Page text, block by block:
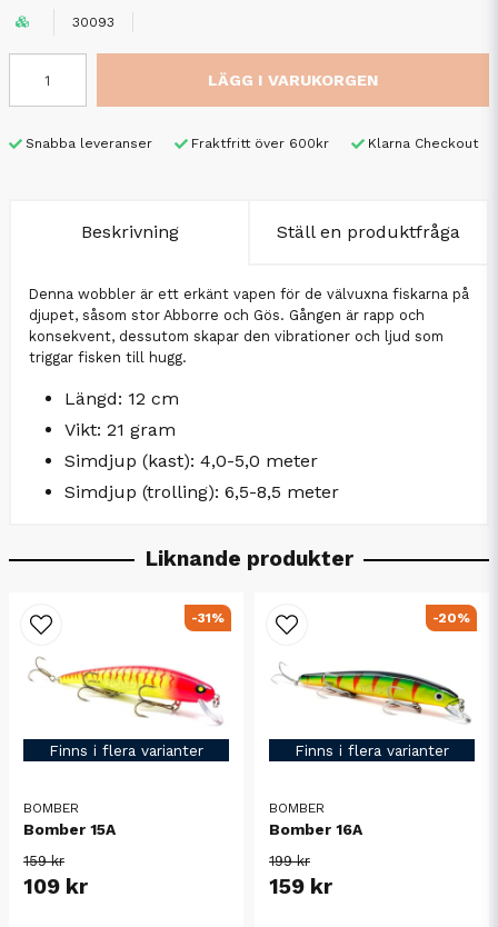
30093
LÄGG I VARUKORGEN
Snabba leveranser Fraktfritt över 600kr Klarna Checkout
Beskrivning Ställ en produktfråga
Denna wobbler är ett erkänt vapen för de välvuxna fiskarna på
djupet, såsom stor Abborre och Gös. Gången är rapp och
konsekvent, dessutom skapar den vibrationer och ljud som
triggar fisken till hugg.
Längd: 12 cm
Vikt: 21 gram
Simdjup (kast): 4,0-5,0 meter
Simdjup (trolling): 6,5-8,5 meter
Liknande produkter
Finns i flera varianter
BOMBER
Bomber 15A
159 kr
109 kr
-31%
Finns i flera varianter
BOMBER
Bomber 16A
199 kr
159 kr
-20%